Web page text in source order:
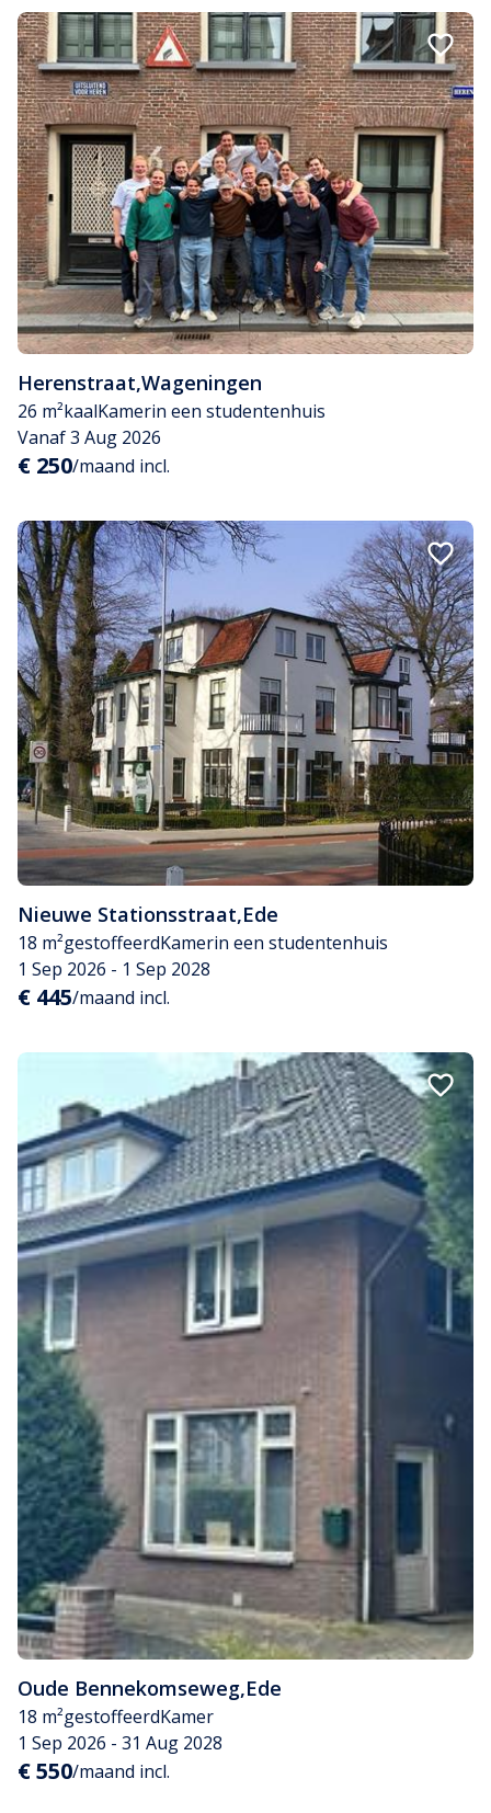
Herenstraat,Wageningen
26 m²kaalKamerin een studentenhuis
Vanaf 3 Aug 2026
€ 250/maand incl.
Nieuwe Stationsstraat,Ede
18 m²gestoffeerdKamerin een studentenhuis
1 Sep 2026 - 1 Sep 2028
€ 445/maand incl.
Oude Bennekomseweg,Ede
18 m²gestoffeerdKamer
1 Sep 2026 - 31 Aug 2028
€ 550/maand incl.